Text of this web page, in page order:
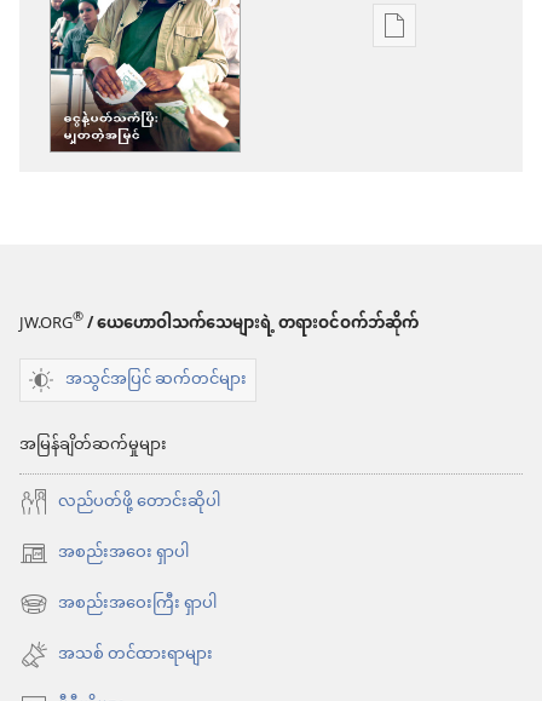
စာပေ
များ
နဲ့
JW.ORG®/ ယေဟောဝါသက်သေများရဲ့ တရားဝင်ဝက်ဘ်ဆိုက်
အသွင်အပြင် ဆက်တင်များ
အမြန်ချိတ်ဆက်မှုများ
လည်ပတ်ဖို့ တောင်းဆိုပါ
အစည်းအဝေး ရှာပါ
(window
အသစ်
င့်
နေ
အစည်းအဝေးကြီး ရှာပါ
(window
အသစ်အသစ် တင်ထားရာများ